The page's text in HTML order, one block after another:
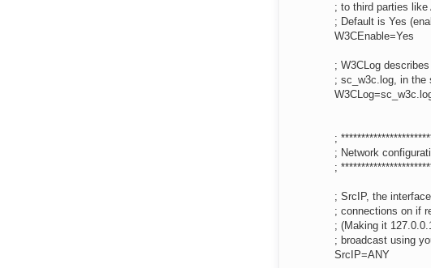
; to third parties
; Default is Yes
W3CEnable=Yes
; W3CLog
; sc_w3c.log, in the
;
; Network
;
; SrcIP, the
; connections on if
; (Making it
; broadcast using
SrcIP=ANY